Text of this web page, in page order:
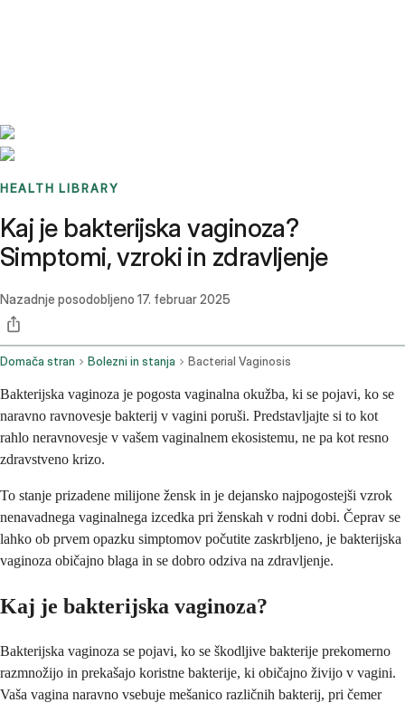
HEALTH LIBRARY
Kaj je bakterijska vaginoza?
Simptomi, vzroki in zdravljenje
Nazadnje posodobljeno 17. februar 2025
Domača stran Bolezni in stanja Bacterial Vaginosis
Bakterijska vaginoza je pogosta vaginalna okužba, ki se pojavi, ko se
naravno ravnovesje bakterij v vagini poruši. Predstavljajte si to kot
rahlo neravnovesje v vašem vaginalnem ekosistemu, ne pa kot resno
zdravstveno krizo.
To stanje prizadene milijone žensk in je dejansko najpogostejši vzrok
nenavadnega vaginalnega izcedka pri ženskah v rodni dobi. Čeprav se
lahko ob prvem opazku simptomov počutite zaskrbljeno, je bakterijska
vaginoza običajno blaga in se dobro odziva na zdravljenje.
Kaj je bakterijska vaginoza?
Bakterijska vaginoza se pojavi, ko se škodljive bakterije prekomerno
razmnožijo in prekašajo koristne bakterije, ki običajno živijo v vagini.
Vaša vagina naravno vsebuje mešanico različnih bakterij, pri čemer